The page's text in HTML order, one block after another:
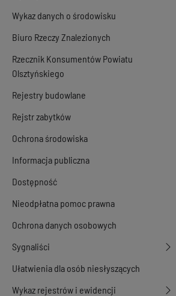
Wykaz danych o środowisku
Biuro Rzeczy Znalezionych
Rzecznik Konsumentów Powiatu
Olsztyńskiego
Rejestry budowlane
Rejstr zabytków
Ochrona środowiska
Informacja publiczna
Dostępność
Nieodpłatna pomoc prawna
Ochrona danych osobowych
Sygnaliści
Ułatwienia dla osób niesłyszących
Wykaz rejestrów i ewidencji